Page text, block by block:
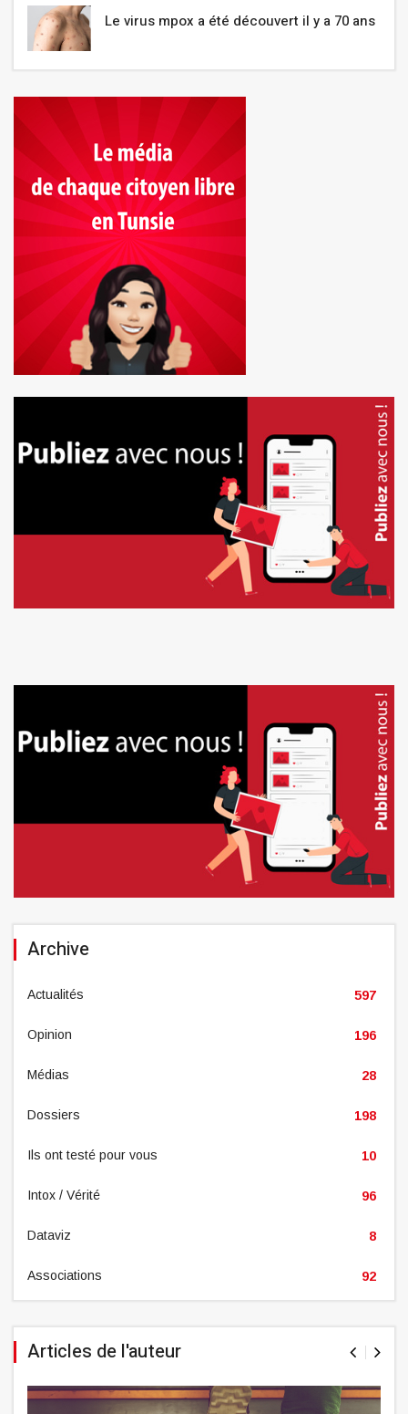
Le virus mpox a été découvert il y a 70 ans
Archive
Actualités 597
Opinion 196
Médias 28
Dossiers 198
Ils ont testé pour vous 10
Intox / Vérité 96
Dataviz 8
Associations 92
Articles de l'auteur